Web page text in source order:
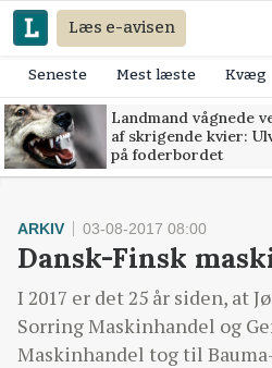
Læs e-avisen
Seneste Mest læste Kvæg
Landmand vågnede
af skrigende kvier:
på foderbordet
ARKIV 03-08-2017 08:00
Dansk-Finsk
I 2017 er det 25 år siden, at
Sorring Maskinhandel og
Maskinhandel tog til